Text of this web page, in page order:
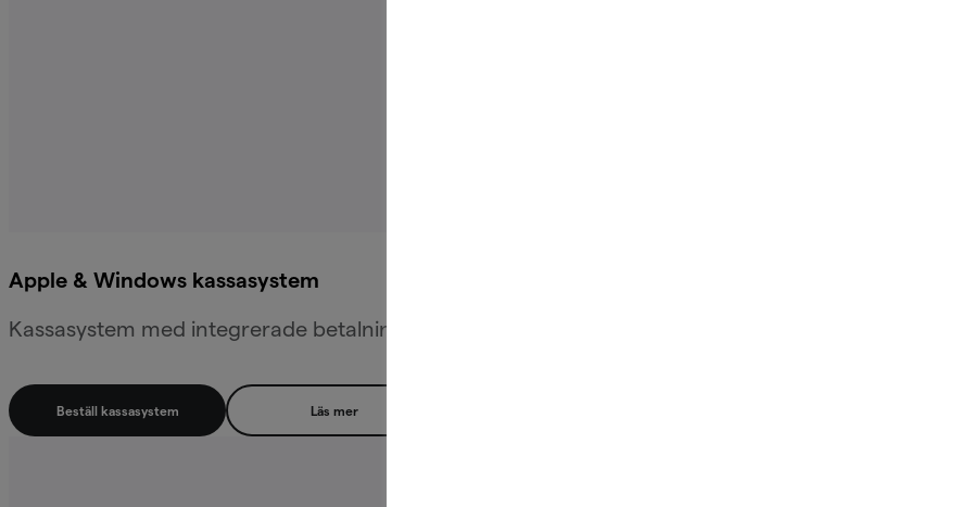
Apple & Windows kassasystem
Kassasystem med integrerade betalningar som förenklar försäljning och bokföring. Perfekt för
Beställ kassasystem Läs mer